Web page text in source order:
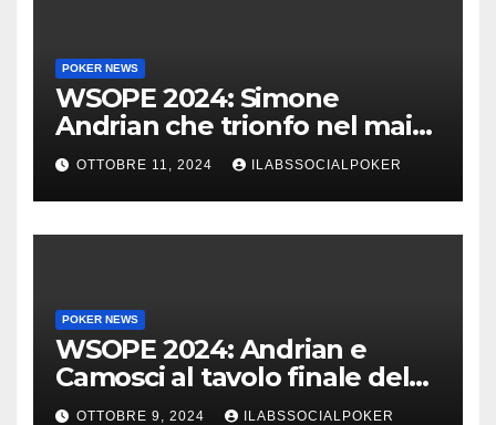
POKER NEWS
WSOPE 2024: Simone
Andrian che trionfo nel main
event al King’s
OTTOBRE 11, 2024 ILABSSOCIALPOKER
POKER NEWS
WSOPE 2024: Andrian e
Camosci al tavolo finale del
Main, vai Italia!!!
OTTOBRE 9, 2024 ILABSSOCIALPOKER